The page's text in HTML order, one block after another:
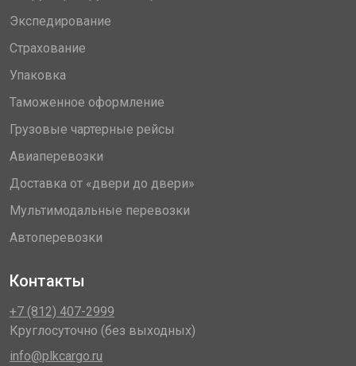
Экспедирование
Страхование
Упаковка
Таможенное оформление
Грузовые чартерные рейсы
Авиаперевозки
Доставка от «двери до двери»
Мультимодальные перевозки
Автоперевозки
Контакты
+7 (812) 407-2999
Круглосуточно (без выходных)
info@plkcargo.ru